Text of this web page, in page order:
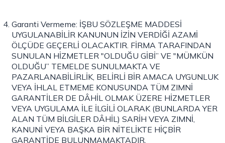
Garanti Vermeme: İŞBU SÖZLEŞME MADDESİ
UYGULANABİLİR KANUNUN İZİN VERDİĞİ AZAMİ
ÖLÇÜDE GEÇERLİ OLACAKTIR. FİRMA TARAFINDAN
SUNULAN HİZMETLER "OLDUĞU GİBİ” VE "MÜMKÜN
OLDUĞU” TEMELDE SUNULMAKTA VE
PAZARLANABİLİRLİK, BELİRLİ BİR AMACA UYGUNLUK
VEYA İHLAL ETMEME KONUSUNDA TÜM ZIMNİ
GARANTİLER DE DÂHİL OLMAK ÜZERE HİZMETLER
VEYA UYGULAMA İLE İLGİLİ OLARAK (BUNLARDA YER
ALAN TÜM BİLGİLER DÂHİL) SARİH VEYA ZIMNİ,
KANUNİ VEYA BAŞKA BİR NİTELİKTE HİÇBİR
GARANTİDE BULUNMAMAKTADIR.